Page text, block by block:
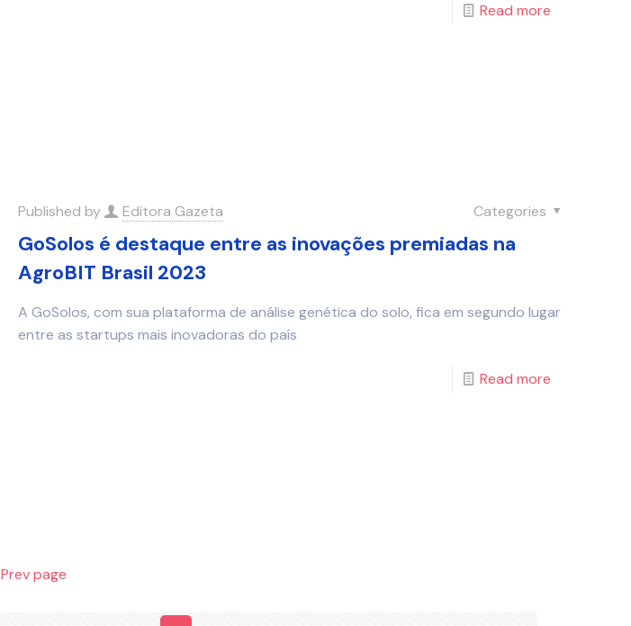
Read more
Published by Editora Gazeta Categories
GoSolos é destaque entre as inovações premiadas na
AgroBIT Brasil 2023
A GoSolos, com sua plataforma de análise genética do solo, fica em segundo lugar
entre as startups mais inovadoras do país
Read more
Prev page